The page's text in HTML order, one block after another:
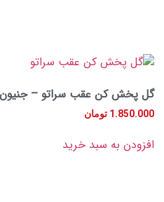
گل پخش کن عقب سراتو –
1.850.000 تومان
افزودن به سبد خرید